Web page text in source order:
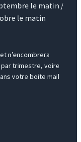
le matin /
le matin
n’encombrera
par trimestre, voire
votre boite mail